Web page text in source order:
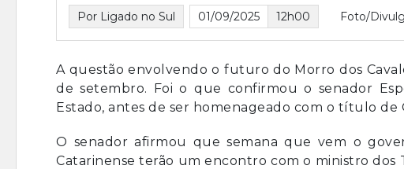
Por Ligado no Sul 01/09/2025 12h00 Foto/
A questão envolvendo o futuro do Morro dos
de setembro. Foi o que confirmou o senador
Estado, antes de ser homenageado com o título de
O senador afirmou que semana que vem o
Catarinense terão um encontro com o ministro dos